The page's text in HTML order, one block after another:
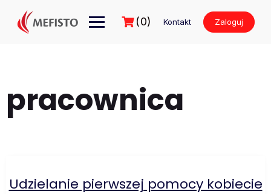
treści
(0) Kontakt Zaloguj
pracownica
Udzielanie pierwszej pomocy kobiecie